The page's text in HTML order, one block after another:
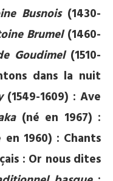
Busnois(1430-
Brumel(1460-
Goudimel(1510-
dans la nuit
(1549-1609) : Ave
(né en 1967) :
1960) : Chants
: Or nous dites